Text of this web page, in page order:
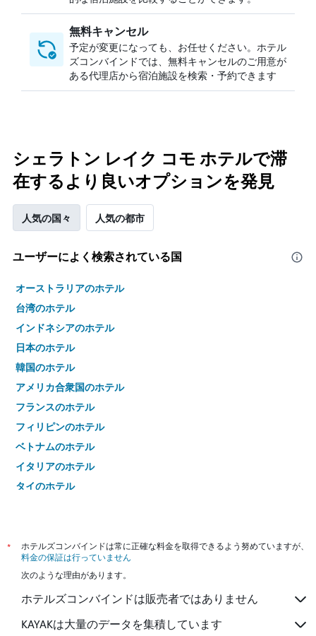
無料キャンセル
予定が変更になっても、お任せください。ホテル
ズコンバインドでは、無料キャンセルのご用意が
ある代理店から宿泊施設を検索・予約できます
シェラトン レイク コモ ホテルで滞
在するより良いオプションを発見
人気の国々 人気の都市
ユーザーによく検索されている国
オーストラリアのホテル
台湾のホテル
インドネシアのホテル
日本のホテル
韓国のホテル
アメリカ合衆国のホテル
フランスのホテル
フィリピンのホテル
ベトナムのホテル
イタリアのホテル
タイのホテル
*
ホテルズコンバインドは常に正確な料金を取得できるよう努めていますが、
料金の保証は行っていません
次のような理由があります。
ホテルズコンバインドは販売者ではありません
KAYAKは大量のデータを集積しています